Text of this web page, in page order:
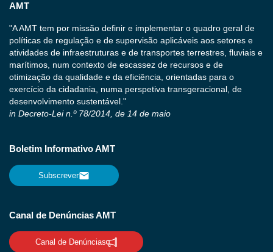
AMT
"A AMT tem por missão definir e implementar o quadro geral de
políticas de regulação e de supervisão aplicáveis aos setores e
atividades de infraestruturas e de transportes terrestres, fluviais e
marítimos, num contexto de escassez de recursos e de
otimização da qualidade e da eficiência, orientadas para o
exercício da cidadania, numa perspetiva transgeracional, de
desenvolvimento sustentável."
in Decreto-Lei n.º 78/2014, de 14 de maio
Boletim Informativo AMT
Subscrever
Canal de Denúncias AMT
Canal de Denúncias